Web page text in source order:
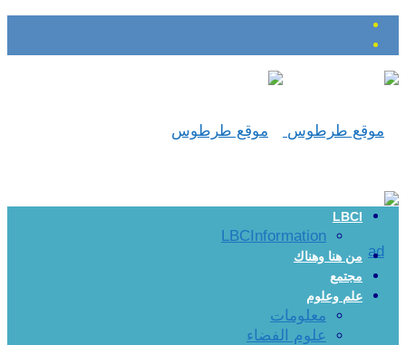
LBCI
LBCInformation
من هنا وهناك
مجتمع
علم وعلوم
معلومات
علوم الفضاء